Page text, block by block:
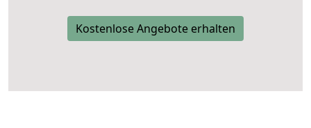
Kostenlose Angebote erhalten